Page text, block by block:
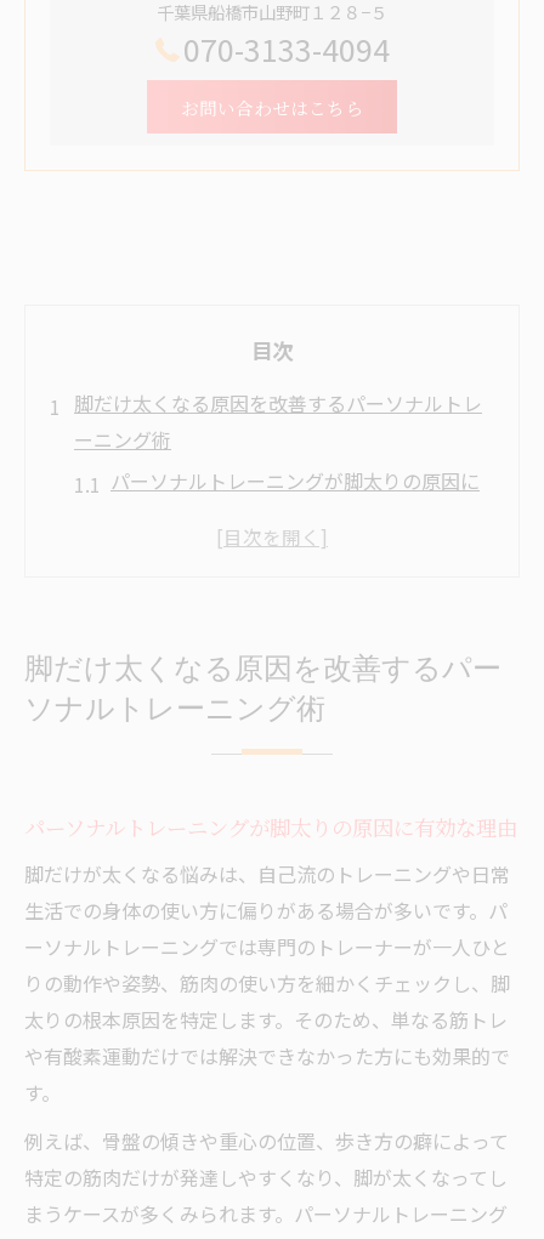
千葉県船橋市山野町１２８−５
070-3133-4094
お問い合わせはこちら
目次
脚だけ太くなる原因を改善するパーソナルトレ
ーニング術
パーソナルトレーニングが脚太りの原因に
脚だけが太くなる身体の使い方と見直しポ
果を解説
パーソナルジム利用で変わる筋肉の使い方
ルトレーニング実践法
身体の使い方に注目した西船橋のパーソナルト
レーニング体験
西船橋 パーソナルジム女性にも人気の体験
ポイント
カー フレイズ体験から学ぶ正しい身体の動
かし方
グの実例紹介
筋肉バランスを整えるストレッチと使い方
の工夫
脚だけ太くなる原因を改善するパー
ソナルトレーニング術
パーソナルトレーニングが脚太りの原因に有効な理由
脚だけが太くなる悩みは、自己流のトレーニングや日常
生活での身体の使い方に偏りがある場合が多いです。パ
ーソナルトレーニングでは専門のトレーナーが一人ひと
りの動作や姿勢、筋肉の使い方を細かくチェックし、脚
太りの根本原因を特定します。そのため、単なる筋トレ
や有酸素運動だけでは解決できなかった方にも効果的で
す。
例えば、骨盤の傾きや重心の位置、歩き方の癖によって
特定の筋肉だけが発達しやすくなり、脚が太くなってし
まうケースが多くみられます。パーソナルトレーニング